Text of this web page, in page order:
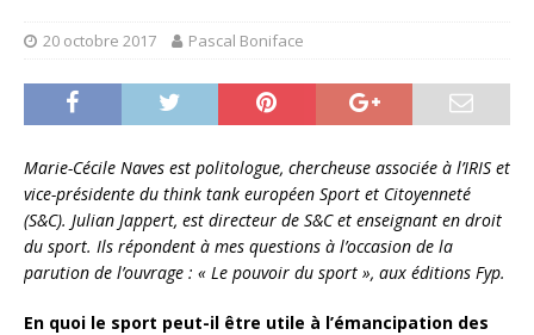
20 octobre 2017 Pascal Boniface
Marie-Cécile Naves est politologue, chercheuse associée à l’IRIS et
vice-présidente du think tank européen Sport et Citoyenneté
(S&C). Julian Jappert, est directeur de S&C et enseignant en droit
du sport. Ils répondent à mes questions à l’occasion de la
parution de l’ouvrage : « Le pouvoir du sport », aux éditions Fyp.
En quoi le sport peut-il être utile à l’émancipation des